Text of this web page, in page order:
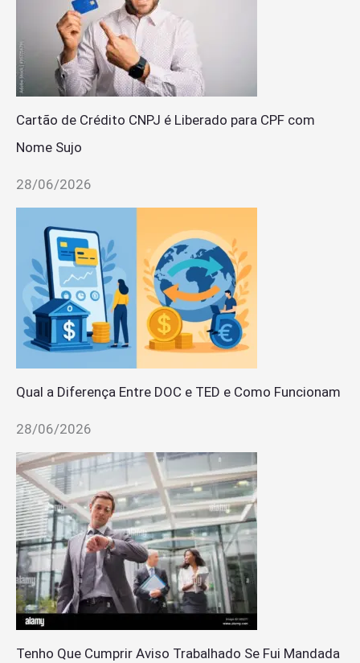
Cartão de Crédito CNPJ é Liberado para CPF com
Nome Sujo
28/06/2026
Qual a Diferença Entre DOC e TED e Como Funcionam
28/06/2026
Tenho Que Cumprir Aviso Trabalhado Se Fui Mandada